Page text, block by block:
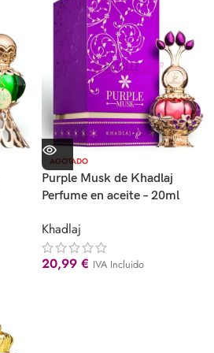
AGOTADO
Purple Musk de Khadlaj
Perfume en aceite – 20ml
Khadlaj
20,99 € IVA Incluido